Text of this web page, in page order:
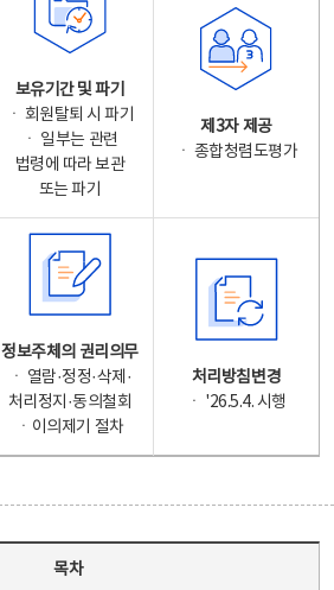
보유기간 및 파기
ㆍ 회원탈퇴 시 파기
ㆍ 일부는 관련
법령에 따라 보관
또는 파기
제3자 제공
ㆍ 종합청렴도평가
정보주체의 권리의무
ㆍ 열람·정정·삭제·
처리정지·동의철회
ㆍ이의제기 절차
처리방침변경
ㆍ '26.5.4. 시행
목차